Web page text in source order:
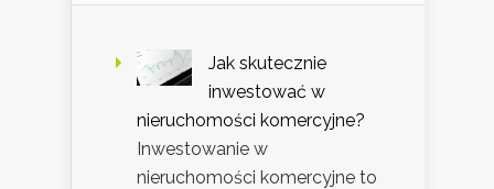
Jak skutecznie
inwestować w
nieruchomości komercyjne?
Inwestowanie w
nieruchomości komercyjne to